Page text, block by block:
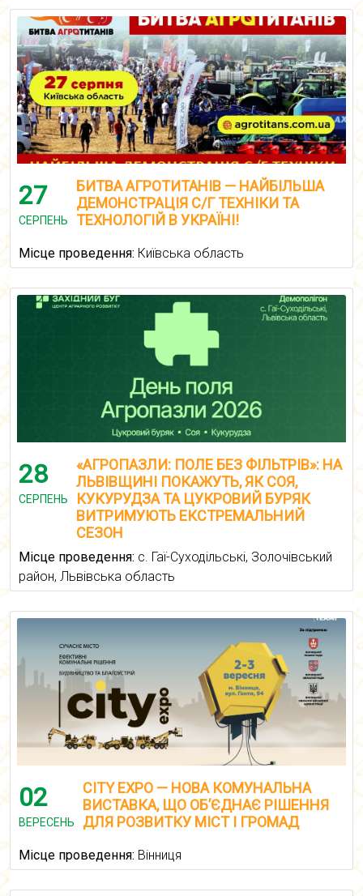
27
СЕРПЕНЬ
БИТВА АГРОТИТАНІВ — НАЙБІЛЬША
ДЕМОНСТРАЦІЯ С/Г ТЕХНІКИ ТА
ТЕХНОЛОГІЙ В УКРАЇНІ!
Місце проведення: Київська область
28
СЕРПЕНЬ
«АГРОПАЗЛИ: ПОЛЕ БЕЗ ФІЛЬТРІВ»: НА
ЛЬВІВЩИНІ ПОКАЖУТЬ, ЯК СОЯ,
КУКУРУДЗА ТА ЦУКРОВИЙ БУРЯК
ВИТРИМУЮТЬ ЕКСТРЕМАЛЬНИЙ
СЕЗОН
Місце проведення: с. Гаї-Суходільські, Золочівський
район, Львівська область
02
ВЕРЕСЕНЬ
CITY EXPO — НОВА КОМУНАЛЬНА
ВИСТАВКА, ЩО ОБ’ЄДНАЄ РІШЕННЯ
ДЛЯ РОЗВИТКУ МІСТ І ГРОМАД
Місце проведення: Вінниця